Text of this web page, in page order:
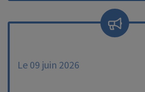
Le 09 juin 2026